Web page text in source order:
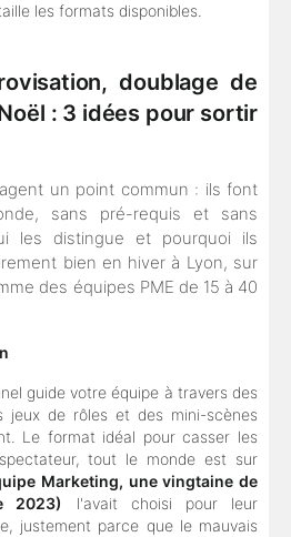
les formats disponibles.
doublage de
: 3 idées pour sortir
un point commun : ils font
sans pré-requis et sans
les distingue et pourquoi ils
bien en hiver à Lyon, sur
des équipes PME de 15 à 40
guide votre équipe à travers des
jeux de rôles et des mini-scènes
Le format idéal pour casser les
tout le monde est sur
Marketing, une vingtaine de
2023)
l'avait choisi pour leur
justement parce que le mauvais